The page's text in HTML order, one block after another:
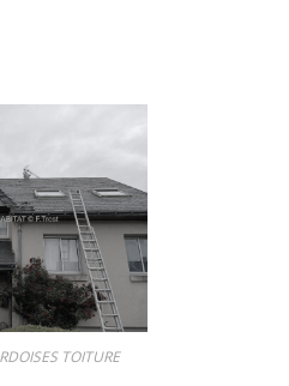
TOITURE